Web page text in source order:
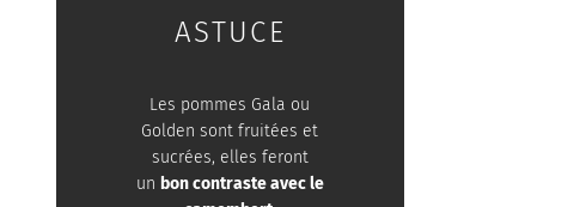
ASTUCE
Les pommes Gala ou
Golden sont fruitées et
sucrées, elles feront
un bon contraste avec le